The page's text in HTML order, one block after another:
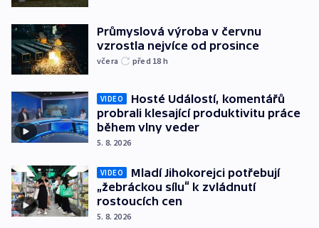
Průmyslová výroba v červnu
vzrostla nejvíce od prosince
včera před 18 h
VIDEO
Hosté Událostí, komentářů
probrali klesající produktivitu práce
během vlny veder
5. 8. 2026
VIDEO
Mladí Jihokorejci potřebují
„žebráckou sílu“ k zvládnutí
rostoucích cen
5. 8. 2026